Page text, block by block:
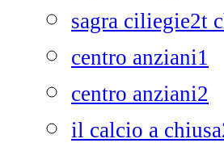
sagra ciliegie2t
centro anziani1
centro anziani2
il calcio a